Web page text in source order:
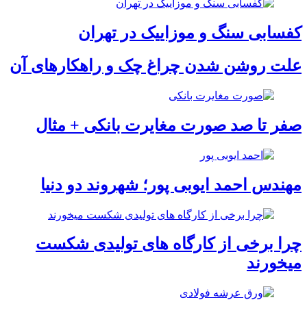
کفسابی سنگ و موزاییک در تهران
علت روشن شدن چراغ چک و راهکارهای آن
صفر تا صد صورت مغایرت بانکی + مثال
مهندس احمد ایوبی ‌پور؛ شهروند دو دنیا
چرا برخی از کارگاه‌ های تولیدی شکست
میخورند